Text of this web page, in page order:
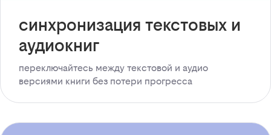
синхронизация текстовых и
аудиокниг
переключайтесь между текстовой и аудио
версиями книги без потери прогресса